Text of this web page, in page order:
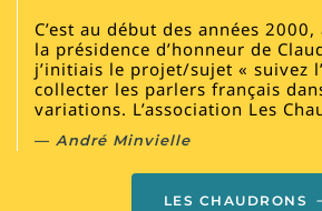
C’est au début des années
la présidence d’honneur de
j’initiais le projet/sujet « suivez
collecter les parlers français
variations. L’association Les
André Minvielle
LES CHAUDRONS